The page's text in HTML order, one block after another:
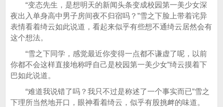
“变态先生，是想明天的新闻头条变成校园第一美少女深
夜出入单身高中男子房间夜不归宿吗？”雪之下脸上带着诧异
表情看着绮云如此说道，看起来似乎有些想不通绮云居然会有
这个想法。
“雪之下同学，感觉最近你变得一点都不谦虚了呢，以前
你都不会这样直接地称呼自己是校园第一美少女”绮云摸着下
巴如此说道。
“难道我说错了吗？我只不过是称述了一个事实而已”雪之
下理所当然地开口，眼神看着绮云，似乎有股挑衅的味道。